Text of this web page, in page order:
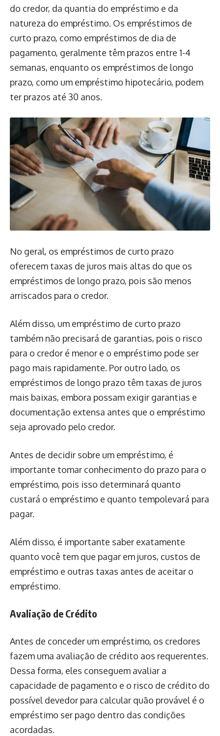
do credor, da quantia do empréstimo e da
natureza do empréstimo. Os empréstimos de
curto prazo, como empréstimos de dia de
pagamento, geralmente têm prazos entre 1-4
semanas, enquanto os empréstimos de longo
prazo, como um empréstimo hipotecário, podem
ter prazos até 30 anos.
No geral, os empréstimos de curto prazo
oferecem taxas de juros mais altas do que os
empréstimos de longo prazo, pois são menos
arriscados para o credor.
Além disso, um empréstimo de curto prazo
também não precisará de garantias, pois o risco
para o credor é menor e o empréstimo pode ser
pago mais rapidamente. Por outro lado, os
empréstimos de longo prazo têm taxas de juros
mais baixas, embora possam exigir garantias e
documentação extensa antes que o empréstimo
seja aprovado pelo credor.
Antes de decidir sobre um empréstimo, é
importante tomar conhecimento do prazo para o
empréstimo, pois isso determinará quanto
custará o empréstimo e quanto tempolevará para
pagar.
Além disso, é importante saber exatamente
quanto você tem que pagar em juros, custos de
empréstimo e outras taxas antes de aceitar o
empréstimo.
Avaliação de Crédito
Antes de conceder um empréstimo, os credores
fazem uma avaliação de crédito aos requerentes.
Dessa forma, eles conseguem avaliar a
capacidade de pagamento e o risco de crédito do
possível devedor para calcular quão provável é o
empréstimo ser pago dentro das condições
acordadas.